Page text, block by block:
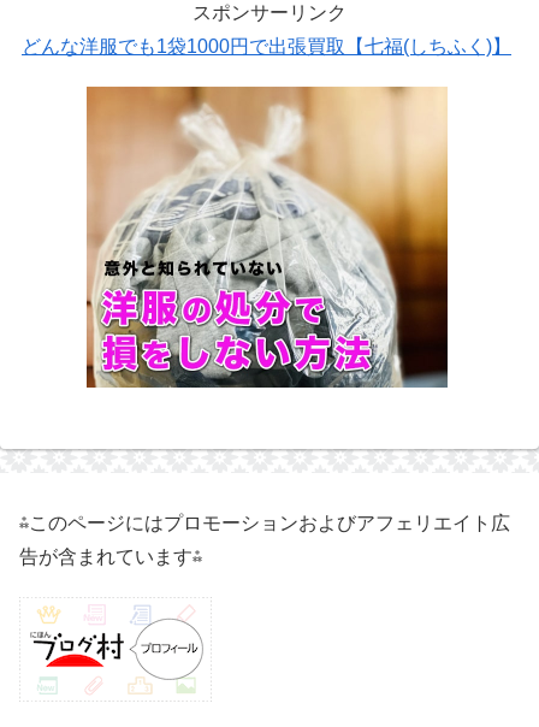
スポンサーリンク
どんな洋服でも1袋1000円で出張買取【七福(しちふく)】
⁂このページにはプロモーションおよびアフェリエイト広
告が含まれています⁂